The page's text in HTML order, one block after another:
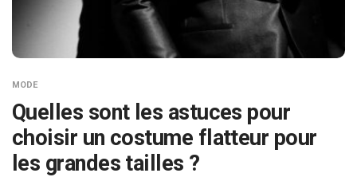
MODE
Quelles sont les astuces pour
choisir un costume flatteur pour
les grandes tailles ?